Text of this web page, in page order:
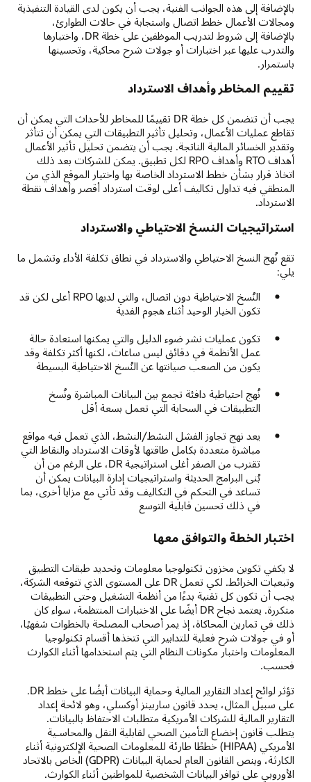
بالإضافة إلى هذه الجوانب الفنية، يجب أن يكون لدى القيادة التنفيذية
ومجالات الأعمال خطط اتصال واستجابة في حالات الطوارئ،
بالإضافة إلى شروط لتدريب الموظفين على خطة DR، واختبارها
والتدرب عليها عبر اختبارات أو جولات شرح محاكية، وتحسينها
باستمرار.
تقييم المخاطر وأهداف الاسترداد
يجب أن تتضمن كل خطة DR تقييمًا للمخاطر للأحداث التي يمكن أن
تقاطع عمليات الأعمال، وتحليل تأثير التطبيقات التي يمكن أن تتأثر
وتقدير الخسائر المالية الناتجة. يجب أن يتضمن تحليل تأثير الأعمال
أهداف RTO وأهداف RPO لكل تطبيق. يمكن للشركات بعد ذلك
اتخاذ قرار بشأن خطط الاسترداد الخاصة بها واختيار الموقع الذي من
المنطقي فيه تداول تكاليف أعلى لوقت استرداد أقصر وأهداف نقطة
الاسترداد.
استراتيجيات النسخ الاحتياطي والاسترداد
تقع نُهج النسخ الاحتياطي والاسترداد في نطاق تكلفة الأداء وتشمل ما
يلي:
النُسخ الاحتياطية دون اتصال، والتي لديها RPO أعلى لكن قد
تكون الخيار الوحيد أثناء هجوم الفدية
تكون عمليات نشر ضوء الدليل والتي يمكنها استعادة حالة
عمل الأنظمة في دقائق ليس ساعات، لكنها أكثر تكلفة وقد
يكون من الصعب صيانتها عن النُسخ الاحتياطية البسيطة
نُهج احتياطية دافئة تجمع بين البيانات المباشرة ونُسخ
التطبيقات في السحابة التي تعمل بسعة أقل
يعد نهج تجاوز الفشل النشط/النشط، الذي تعمل فيه مواقع
مباشرة متعددة بكامل طاقتها لأوقات الاسترداد والنقاط التي
تقترب من الصفر أغلى استراتيجية DR، على الرغم من أن
بُنى البرامج الحديثة واستراتيجيات إدارة البيانات يمكن أن
تساعد في التحكم في التكاليف وقد تأتي مع مزايا أخرى، بما
في ذلك تحسين قابلية التوسع
اختبار الخطة والتوافق معها
لا يكفي تكوين مخزون تكنولوجيا معلومات وتحديد طبقات التطبيق
وتبعيات الخرائط. لكي تعمل DR على المستوى الذي تتوقعه الشركة،
يجب أن تكون كل تقنية بدءًا من أنظمة التشغيل وحتى التطبيقات
متكررة. يعتمد نجاح DR أيضًا على الاختبارات المنتظمة، سواء كان
ذلك في تمارين المحاكاة، إذ يمر أصحاب المصلحة بالخطوات شفهيًا،
أو في جولات شرح فعلية للتدابير التي تتخذها أقسام تكنولوجيا
المعلومات واختبار مكونات النظام التي يتم استخدامها أثناء الكوارث
فحسب.
تؤثر لوائح إعداد التقارير المالية وحماية البيانات أيضًا على خطط DR.
على سبيل المثال، يحدد قانون ساربينز أوكسلي، وهو لائحة إعداد
التقارير المالية للشركات الأمريكية متطلبات الاحتفاظ بالبيانات.
يتطلب قانون إخضاع التأمين الصحي لقابلية النقل والمحاسـية
الأمريكي (HIPAA) خططًا طارئة للمعلومات الصحية الإلكترونية أثناء
الكارثة، وينص القانون العام لحماية البيانات (GDPR) الخاص بالاتحاد
الأوروبي على توافر البيانات الشخصية للمواطنين أثناء الكوارث.